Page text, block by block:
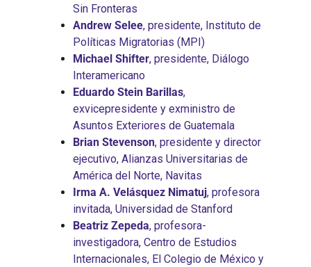
Sin Fronteras
Andrew Selee, presidente, Instituto de
Políticas Migratorias (MPI)
Michael Shifter, presidente, Diálogo
Interamericano
Eduardo Stein Barillas,
exvicepresidente y exministro de
Asuntos Exteriores de Guatemala
Brian Stevenson, presidente y director
ejecutivo, Alianzas Universitarias de
América del Norte, Navitas
Irma A. Velásquez Nimatuj, profesora
invitada, Universidad de Stanford
Beatriz Zepeda, profesora-
investigadora, Centro de Estudios
Internacionales, El Colegio de México y